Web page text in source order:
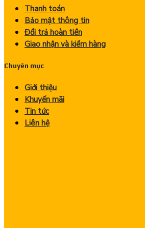
Thanh toán
Bảo mật thông tin
Đổi trả hoàn tiền
Giao nhận và kiểm hàng
Chuyên mục
Giới thiệu
Khuyến mãi
Tin tức
Liên hệ